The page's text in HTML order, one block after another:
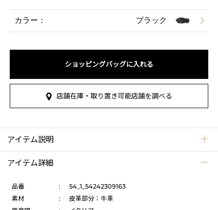
カラー： ブラック
ショッピングバッグに入れる
店舗在庫・取り置き可能店舗を調べる
アイテム説明
アイテム詳細
品番 :
54_1_54242309163
素材
:
皮革部分：牛革